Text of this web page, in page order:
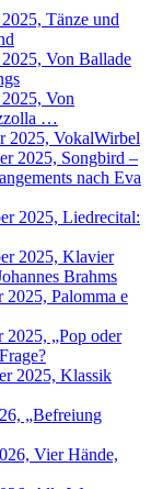
Tänze und
Von Ballade
Von
…
2025, VokalWirbel
2025, Songbird –
nach Eva
2025, Liedrecital:
2025, Klavier
Brahms
2025, Palomma e
2025, „Pop oder
2025, Klassik
„Befreiung
Vier Hände,